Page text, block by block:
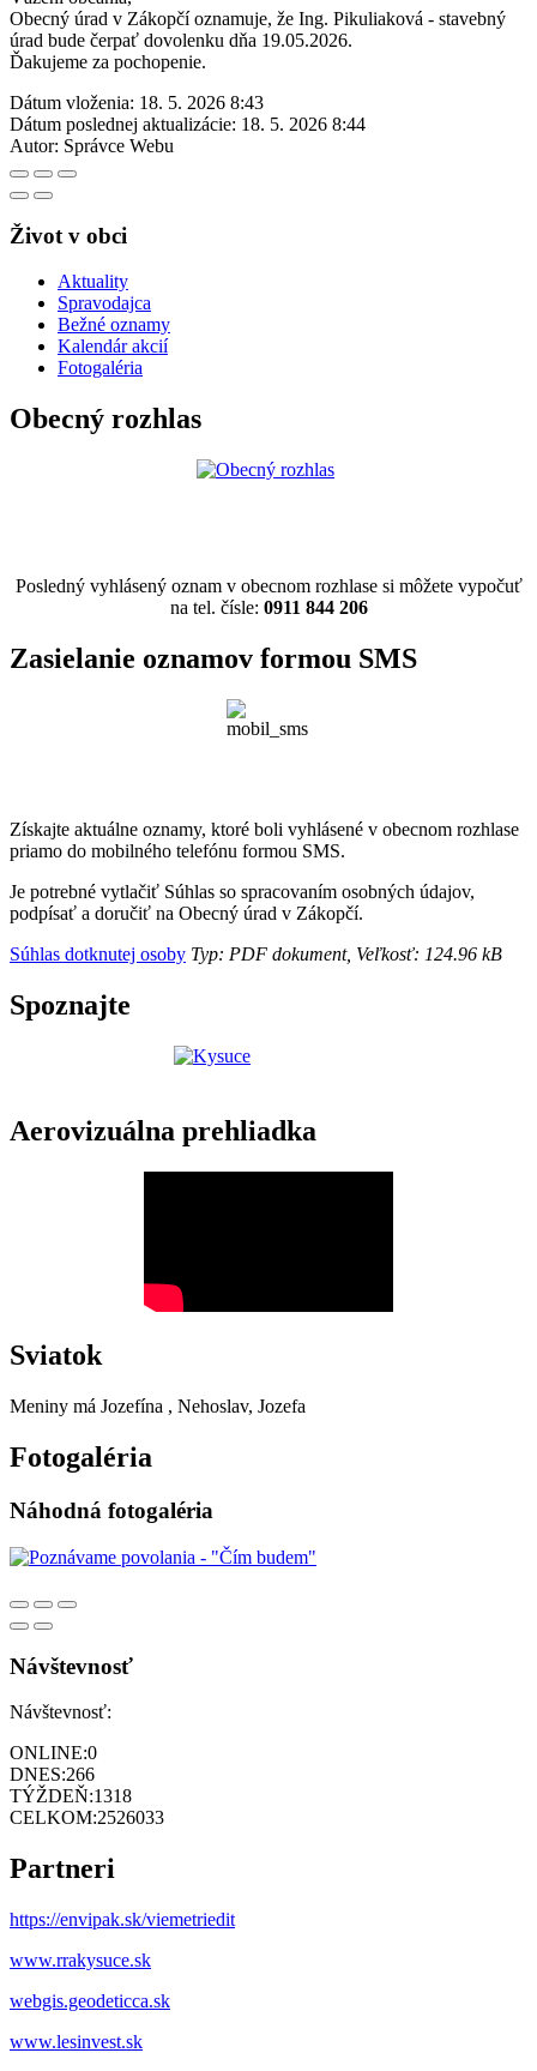
Obecný úrad v Zákopčí oznamuje, že Ing. Pikuliaková - stavebný
úrad bude čerpať dovolenku dňa 19.05.2026.
Ďakujeme za pochopenie.
Dátum vloženia: 18. 5. 2026 8:43
Dátum poslednej aktualizácie: 18. 5. 2026 8:44
Autor: Správce Webu
Život v obci
Aktuality
Spravodajca
Bežné oznamy
Kalendár akcií
Fotogaléria
Obecný rozhlas
Posledný vyhlásený oznam v obecnom rozhlase si môžete vypočuť
na tel. čísle: 0911 844 206
Zasielanie oznamov formou SMS
Získajte aktuálne oznamy, ktoré boli vyhlásené v obecnom rozhlase
priamo do mobilného telefónu formou SMS.
Je potrebné vytlačiť Súhlas so spracovaním osobných údajov,
podpísať a doručiť na Obecný úrad v Zákopčí.
Súhlas dotknutej osoby Typ: PDF dokument, Veľkosť: 124.96 kB
Spoznajte
Aerovizuálna prehliadka
Sviatok
Meniny má Jozefína , Nehoslav, Jozefa
Fotogaléria
Náhodná fotogaléria
Návštevnosť
Návštevnosť:
ONLINE:0
DNES:266
TÝŽDEŇ:1318
CELKOM:2526033
Partneri
https://envipak.sk/viemetriedit
www.rrakysuce.sk
webgis.geodeticca.sk
www.lesinvest.sk